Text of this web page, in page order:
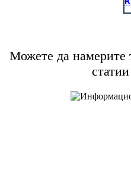
Можете да намерите